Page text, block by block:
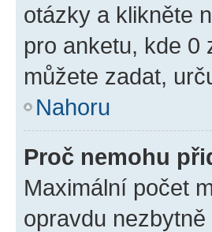
otázky a klikněte
pro anketu, kde 0
můžete zadat,
Nahoru
Proč nemohu
Maximální počet
opravdu